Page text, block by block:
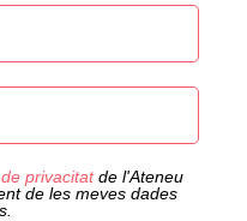
privacitatde l'Ateneu
de les meves dades